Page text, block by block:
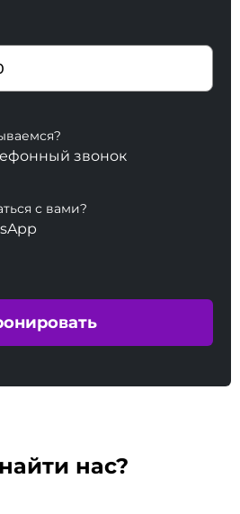
звонок
с вами?
нас?